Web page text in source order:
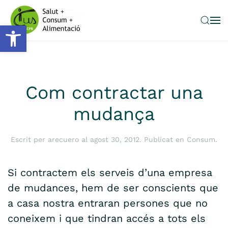
Obre la barra d'eines
Skip to main content
Com contractar una
mudança
Escrit per arecuero al agost 30, 2012. Publicat en Consum.
Si contractem els serveis d’una empresa
de mudances, hem de ser conscients que
a casa nostra entraran persones que no
coneixem i que tindran accés a tots els